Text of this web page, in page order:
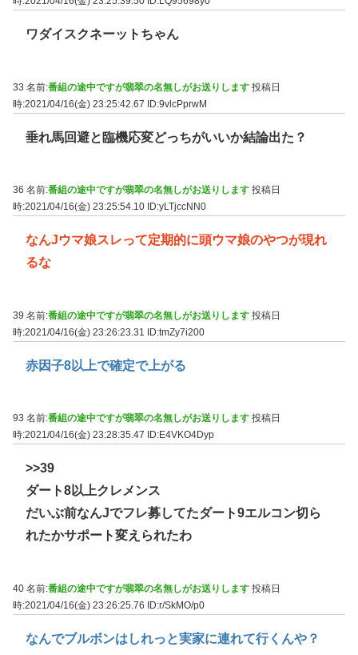
ワダイスクネーットちゃん
33 名前:番組の途中ですが翡翠の名無しがお送りします 投稿日
時:2021/04/16(金) 23:25:42.67 ID:9vlcPprwM
垂れ馬回避と臨機応変どっちがいいか結論出た？
36 名前:番組の途中ですが翡翠の名無しがお送りします 投稿日
時:2021/04/16(金) 23:25:54.10 ID:yLTjccNN0
なんJウマ娘スレって定期的に頭ウマ娘のやつが現れ
るな
39 名前:番組の途中ですが翡翠の名無しがお送りします 投稿日
時:2021/04/16(金) 23:26:23.31 ID:tmZy7i200
赤因子8以上で確定で上がる
93 名前:番組の途中ですが翡翠の名無しがお送りします 投稿日
時:2021/04/16(金) 23:28:35.47
ID:E4VKO4Dyp
>>39
ダート8以上クレメンス
だいぶ前なんJでフレ募してたダート9エルコン切ら
れたかサポート変えられたわ
40 名前:番組の途中ですが翡翠の名無しがお送りします 投稿日
時:2021/04/16(金) 23:26:25.76
ID:r/SkMO/p0
なんでブルボンはしれっと実家に連れて行くんや？